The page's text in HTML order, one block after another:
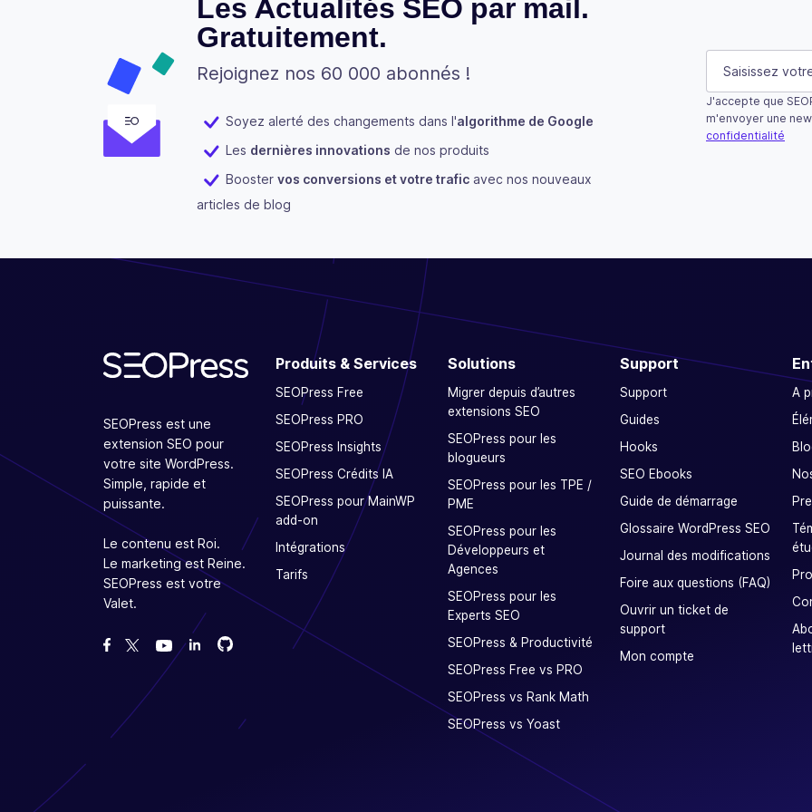
Les Actualités SEO par mail.
Gratuitement.
Rejoignez nos 60 000 abonnés !
Soyez alerté des changements dans l'algorithme de Google
Les dernières innovations de nos produits
Booster vos conversions et votre trafic avec nos nouveaux
articles de blog
X/Twitter
Ce champ
E-mail
J'accepte que
m'envoyer une
confidentialité
SEOPress est une
extension SEO pour
votre site WordPress.
Simple, rapide et
puissante.
Le contenu est Roi.
Le marketing est Reine.
SEOPress est votre
Valet.
Likez notre page Facebook
Suivez-nous sur Twitter
Nous voir sur YouTube
Forcez-nous sur GitHub
Forcez-nous sur GitHub
Produits & Services
SEOPress Free
SEOPress PRO
SEOPress Insights
SEOPress Crédits IA
SEOPress pour MainWP
add-on
Intégrations
Tarifs
Solutions
Migrer depuis d’autres
extensions SEO
SEOPress pour les
blogueurs
SEOPress pour les TPE /
PME
SEOPress pour les
Développeurs et
Agences
SEOPress pour les
Experts SEO
SEOPress & Productivité
SEOPress Free vs PRO
SEOPress vs Rank Math
SEOPress vs Yoast
Support
Support
Guides
Hooks
SEO Ebooks
Guide de démarrage
Glossaire WordPress SEO
Journal des modifications
Foire aux questions (FAQ)
Ouvrir un ticket de
support
Mon compte
A